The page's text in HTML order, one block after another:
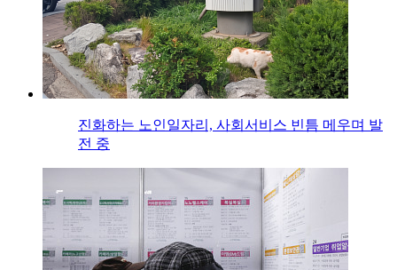
진화하는 노인일자리, 사회서비스 빈틈 메우며 발
전 중